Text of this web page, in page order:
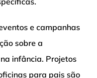
e campanhas
sobre a
infância. Projetos
para pais são